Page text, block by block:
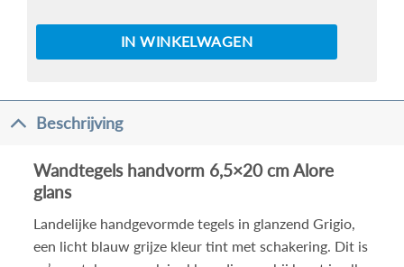
IN WINKELWAGEN
Beschrijving
Wandtegels handvorm 6,5×20 cm Alore
glans
Landelijke handgevormde tegels in glanzend Grigio,
een licht blauw grijze kleur tint met schakering. Dit is